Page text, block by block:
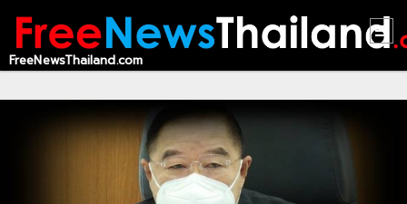
HOME
CONTACT
FreeNewsThailand.com